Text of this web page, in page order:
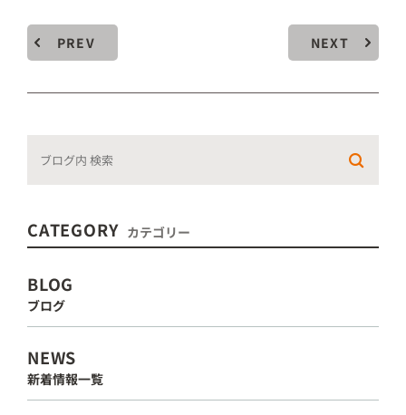
PREV NEXT
CATEGORY カテゴリー
BLOG
ブログ
NEWS
新着情報一覧